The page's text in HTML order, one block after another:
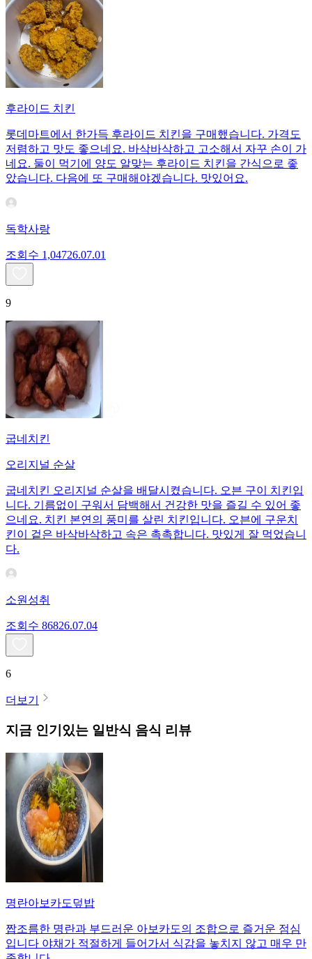
후라이드 치킨
롯데마트에서 한가득 후라이드 치킨을 구매했습니다. 가격도
저렴하고 맛도 좋으네요. 바삭바삭하고 고소해서 자꾸 손이 가
네요. 둘이 먹기에 양도 알맞는 후라이드 치킨을 간식으로 좋
았습니다. 다음에 또 구매해야겠습니다. 맛있어요.
독학사랑
조회수 1,04726.07.01
9
굽네치킨
오리지널 순살
굽네치킨 오리지널 순살을 배달시켰습니다. 오븐 구이 치킨입
니다. 기름없이 구워서 담백해서 건강한 맛을 즐길 수 있어 좋
으네요. 치킨 본연의 풍미를 살린 치킨입니다. 오븐에 구운치
킨이 겉은 바삭바삭하고 속은 촉촉합니다. 맛있게 잘 먹었습니
다.
소원성취
조회수 86826.07.04
6
더보기
지금 인기있는 일반식 음식 리뷰
명란아보카도덮밥
짭조름한 명란과 부드러운 아보카도의 조합으로 즐거운 점심
입니다 야채가 적절하게 들어가서 식감을 놓치지 않고 매우 만